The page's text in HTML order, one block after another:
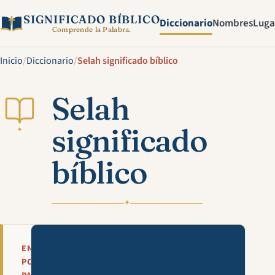
SIGNIFICADO BÍBLICO
Comprende la Palabra. DiccionarioNombres
Inicio/Diccionario/Selah significado bíblico
✦
Selah
significado
bíblico
✦
EN
POCAS
Mira esta explicación en